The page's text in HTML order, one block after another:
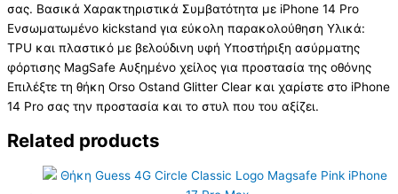
σας. Βασικά Χαρακτηριστικά Συμβατότητα με iPhone 14 Pro
Ενσωματωμένο kickstand για εύκολη παρακολούθηση Υλικά:
TPU και πλαστικό με βελούδινη υφή Υποστήριξη ασύρματης
φόρτισης MagSafe Αυξημένο χείλος για προστασία της οθόνης
Επιλέξτε τη θήκη Orso Ostand Glitter Clear και χαρίστε στο iPhone
14 Pro σας την προστασία και το στυλ που του αξίζει.
Related products